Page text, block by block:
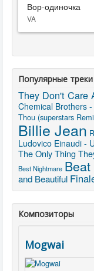
Вор-одиночка
VA
Популярные треки
They Don't Care
Chemical Brothers
Thou (superstars
Billie Jean
Ludovico Einaudi -
The Only Thing
Best Nightmare
and Beautiful
Композиторы
Mogwai